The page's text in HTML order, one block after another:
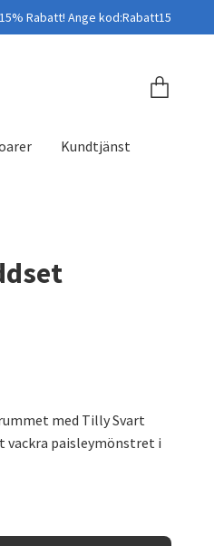
Rabatt! Ange kod:Rabatt15
Kundtjänst
med Tilly Svart
vackra paisleymönstret i